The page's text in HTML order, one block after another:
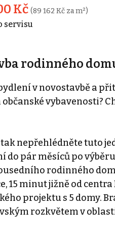
Kč (89 162 Kč za m²)
servisu
rodinného
v novostavbě a
vybavenosti?
tak nepřehlédněte tuto
do pár měsíců po
rodinného
15 minut jižně od
projektu s 5 domy.
rozkvětem v